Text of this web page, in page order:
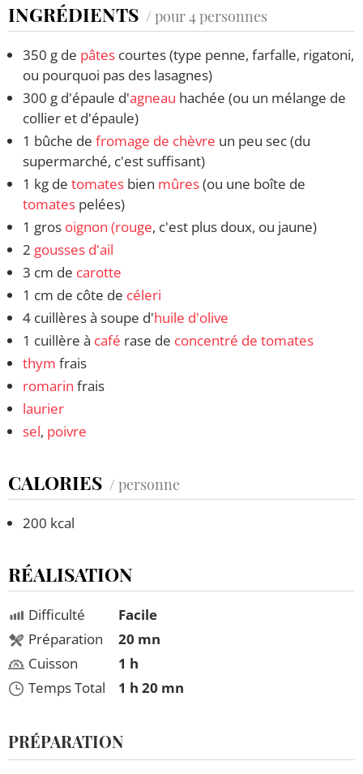
INGRÉDIENTS / pour 4 personnes
350 g de pâtes courtes (type penne, farfalle, rigatoni,
ou pourquoi pas des lasagnes)
300 g d'épaule d'agneau hachée (ou un mélange de
collier et d'épaule)
1 bûche de fromage de chèvre un peu sec (du
supermarché, c'est suffisant)
1 kg de tomates bien mûres(ou une boîte de
tomates pelées)
1 gros oignon (rouge, c'est plus doux, ou jaune)
2 gousses d'ail
3 cm de carotte
1 cm de côte de céleri
4 cuillères à soupe d'huile d'olive
1 cuillère à café rase de concentré de tomates
thym frais
romarin frais
laurier
sel, poivre
CALORIES / personne
200 kcal
RÉALISATION
Difficulté
Préparation
Cuisson
Temps Total
Facile
20 mn
1 h
1 h 20 mn
PRÉPARATION